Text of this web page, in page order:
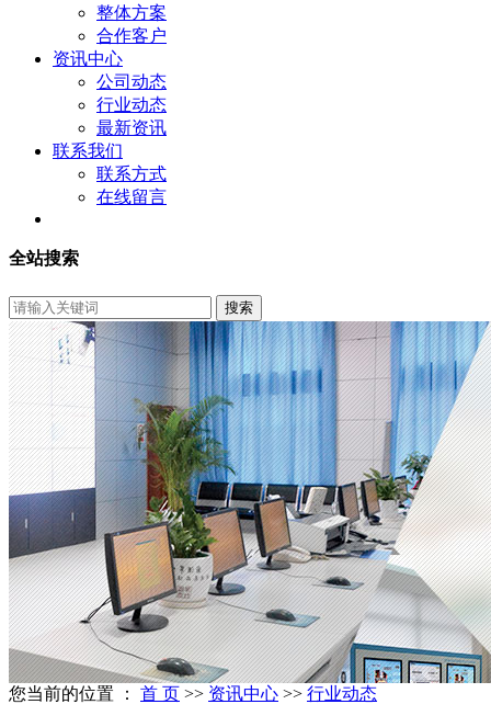
整体方案
合作客户
资讯中心
公司动态
行业动态
最新资讯
联系我们
联系方式
在线留言
全站搜索
您当前的位置 ： 首 页 >> 资讯中心 >> 行业动态